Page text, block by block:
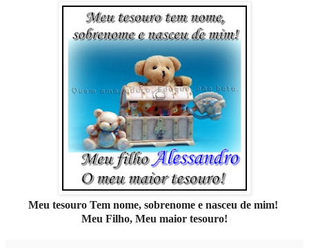
Meu tesouro Tem nome, sobrenome e nasceu de mim!
Meu Filho, Meu maior tesouro!